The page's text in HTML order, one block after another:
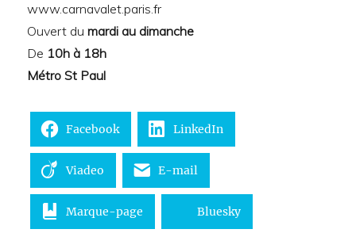
www.carnavalet.paris.fr
Ouvert dumardi au dimanche
De 10h à 18h
Métro St Paul
Facebook LinkedIn
Viadeo E-mail
Marque-page Bluesky